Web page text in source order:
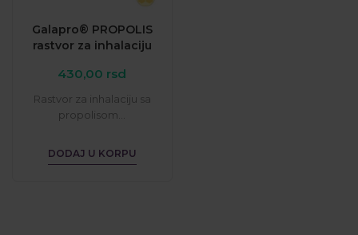
Galapro® PROPOLIS
rastvor za inhalaciju
430,00 rsd
Rastvor za inhalaciju sa
propolisom...
DODAJ U KORPU